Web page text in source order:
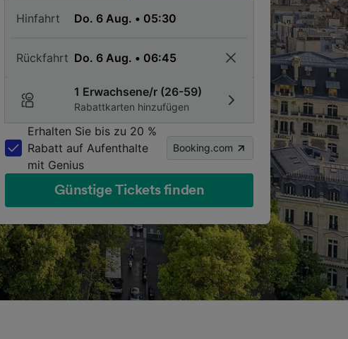
Hinfahrt
Rückfahrt
1 Erwachsene/r (26-59)
Rabattkarten hinzufügen
Erhalten Sie bis zu 20 %
Rabatt auf Aufenthalte
mit Genius
Booking.com
Günstige Tickets finden